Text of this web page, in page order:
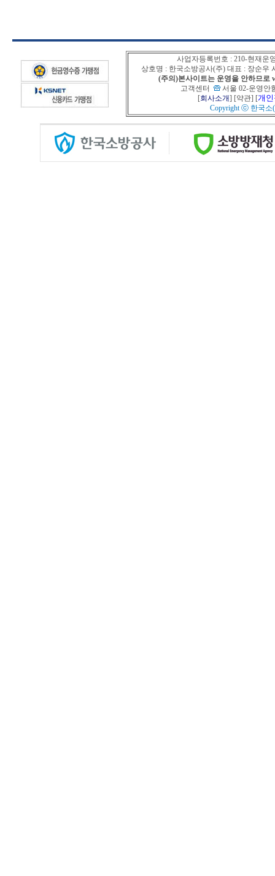
사업자등록번호 : 210-현재운
상호명 : 한국소방공사(주) 대표 : 장순우
(주의)본사이트는 운영을 안하므로
고객센터
서울 02-운영안
[회사소개] [약관] [개
Copyright ⓒ 한국소